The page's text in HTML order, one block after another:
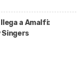
a Amalfi:
Singers